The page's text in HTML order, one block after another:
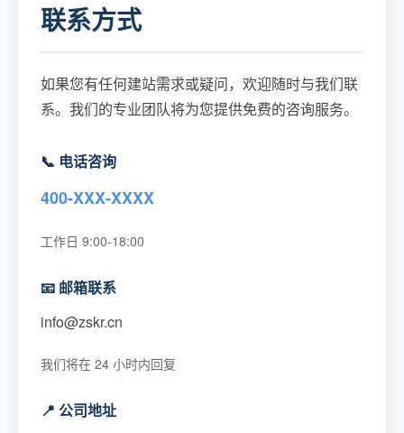
联系方式
如果您有任何建站需求或疑问，欢迎随时与我们联
系。我们的专业团队将为您提供免费的咨询服务。
📞 电话咨询
400-XXX-XXXX
工作日 9:00-18:00
📧 邮箱联系
info@zskr.cn
我们将在 24 小时内回复
📍 公司地址